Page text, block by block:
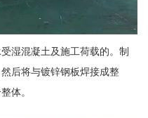
湿混凝土及施工荷载的。制
后将与镀锌钢板焊接成整
体。